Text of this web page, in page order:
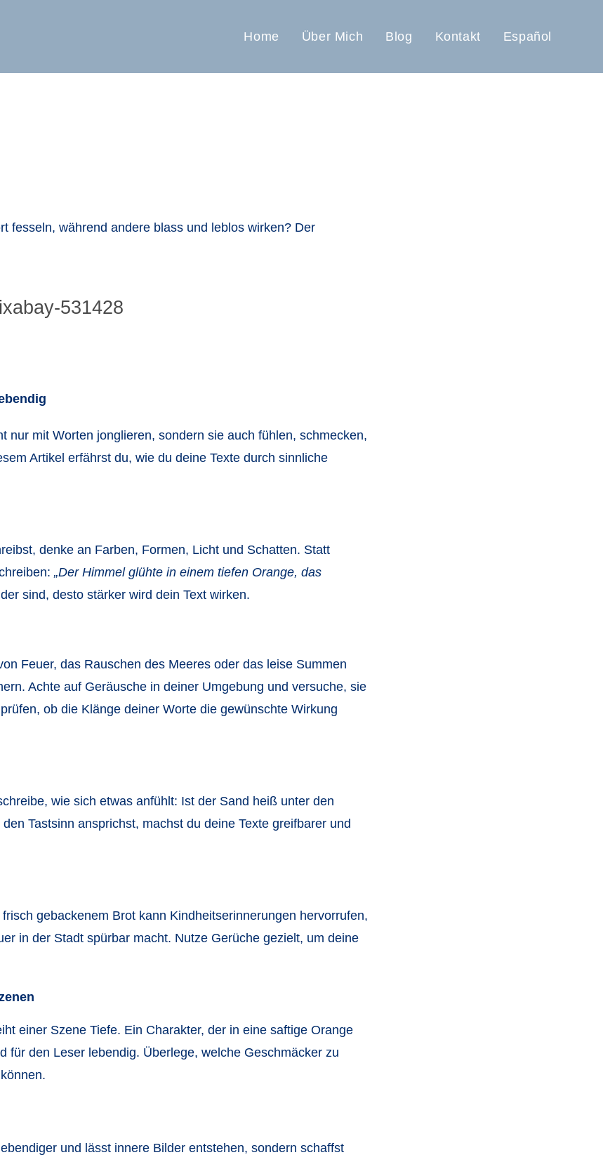
Home Über Mich Blog Kontakt Español
fesseln, während andere blass und leblos wirken? Der
mit Worten jonglieren, sondern sie auch fühlen, schmecken,
Artikel erfährst du, wie du deine Texte durch sinnliche
denke an Farben, Formen, Licht und Schatten. Statt
„Der Himmel glühte in einem tiefen Orange, das
sind, desto stärker wird dein Text wirken.
Feuer, das Rauschen des Meeres oder das leise Summen
Achte auf Geräusche in deiner Umgebung und versuche, sie
ob die Klänge deiner Worte die gewünschte Wirkung
wie sich etwas anfühlt: Ist der Sand heiß unter den
Tastsinn ansprichst, machst du deine Texte greifbarer und
gebackenem Brot kann Kindheitserinnerungen hervorrufen,
in der Stadt spürbar macht. Nutze Gerüche gezielt, um deine
einer Szene Tiefe. Ein Charakter, der in eine saftige Orange
den Leser lebendig. Überlege, welche Geschmäcker zu
und lässt innere Bilder entstehen, sondern schaffst